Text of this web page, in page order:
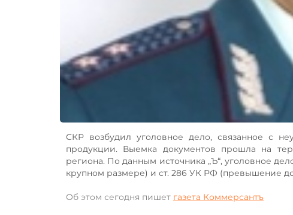
СКР возбудил уголовное дело, связанное с
продукции. Выемка документов прошла на
региона. По данным источника „Ъ“, уголовное
крупном размере) и ст. 286 УК РФ (превышение
Об этом сегодня пишет газета Коммерсантъ